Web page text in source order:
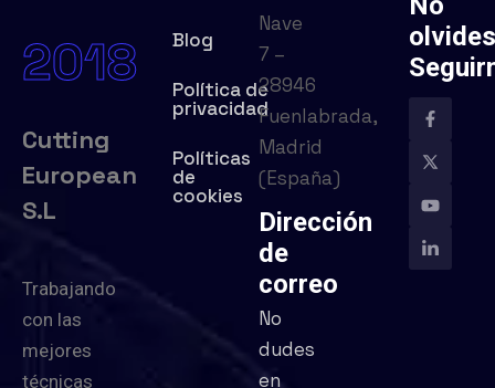
2018
Cutting
European
S.L
Trabajando
con las
mejores
técnicas
Blog
Política de
privacidad
Políticas
de
cookies
Nave
7 –
28946
Fuenlabrada,
Madrid
(España)
Dirección
de
correo
No
dudes
en